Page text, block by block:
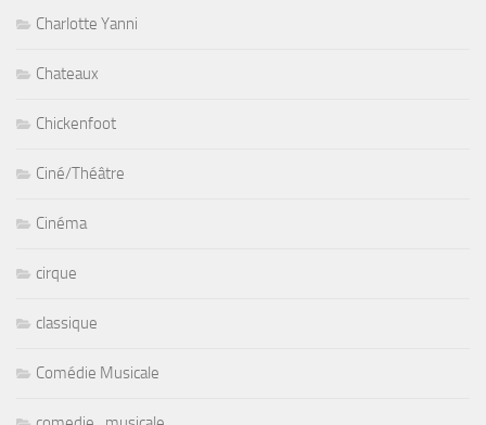
Charlotte Yanni
Chateaux
Chickenfoot
Ciné/Théâtre
Cinéma
cirque
classique
Comédie Musicale